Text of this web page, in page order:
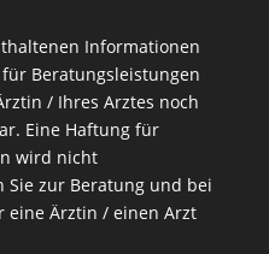
Informationen
Beratungsleistungen
/ Ihres Arztes noch
Eine Haftung für
wird nicht
Sie zur Beratung und bei
eine Ärztin / einen Arzt